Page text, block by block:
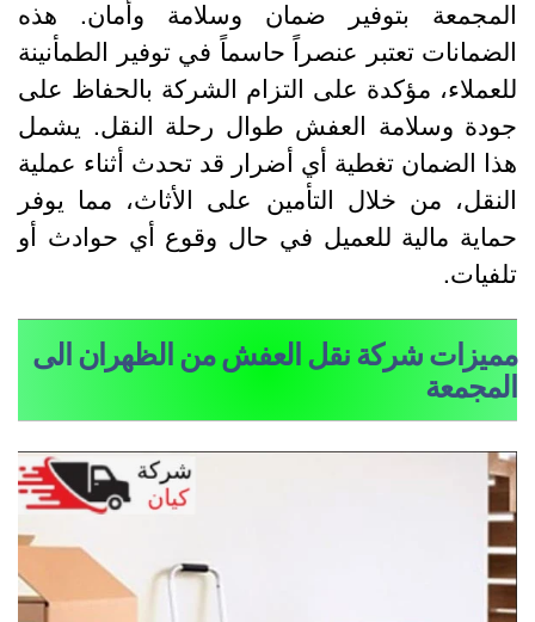
بتوفير ضمان وسلامة وأمان. هذه
تعتبر عنصراً حاسماً في توفير الطمأنينة
مؤكدة على التزام الشركة بالحفاظ على
وسلامة العفش طوال رحلة النقل. يشمل
الضمان تغطية أي أضرار قد تحدث أثناء عملية
من خلال التأمين على الأثاث، مما يوفر
مالية للعميل في حال وقوع أي حوادث أو
شركة نقل العفش من الظهران الى